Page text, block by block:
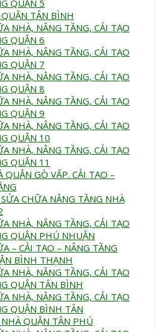
QUẬN 5
TÂN BÌNH
NHÀ, NÂNG TẦNG, CẢI TẠO
QUẬN 6
NHÀ, NÂNG TẦNG, CẢI TẠO
QUẬN 7
NHÀ, NÂNG TẦNG, CẢI TẠO
QUẬN 8
NHÀ, NÂNG TẦNG, CẢI TẠO
QUẬN 9
NHÀ, NÂNG TẦNG, CẢI TẠO
QUẬN 10
NHÀ, NÂNG TẦNG, CẢI TẠO
QUẬN 11
QUẬN GÒ VẤP. CẢI TẠO –
CHỮA NÂNG TẦNG NHÀ
NHÀ, NÂNG TẦNG, CẢI TẠO
QUẬN PHÚ NHUẬN
– CẢI TẠO – NÂNG TẦNG
BÌNH THẠNH
NHÀ, NÂNG TẦNG, CẢI TẠO
QUẬN TÂN BÌNH
NHÀ, NÂNG TẦNG, CẢI TẠO
QUẬN BÌNH TÂN
QUẬN TÂN PHÚ